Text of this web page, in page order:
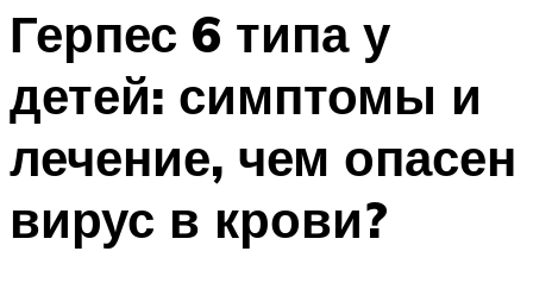
Герпес 6 типа у
детей: симптомы и
лечение, чем опасен
вирус в крови?